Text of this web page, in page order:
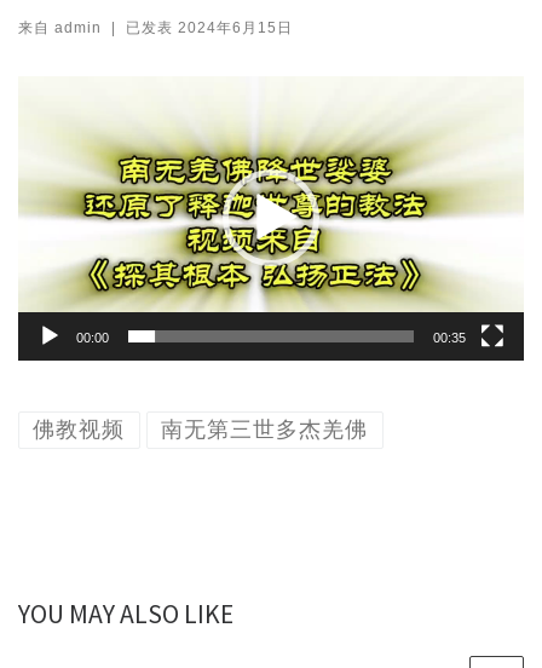
来自 admin | 已发表 2024年6月15日
放
器
00:00 00:35
佛教视频 南无第三世多杰羌佛
YOU MAY ALSO LIKE